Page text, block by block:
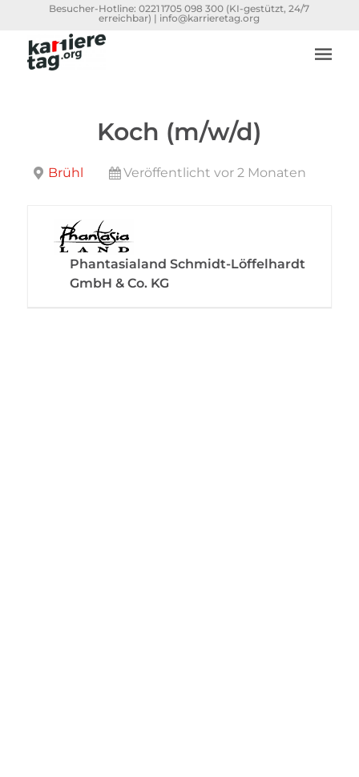
Besucher-Hotline:0221 1705 098 300 (KI-gestützt, 24/7
erreichbar) | info@karrieretag.org
Koch (m/w/d)
Brühl Veröffentlicht vor 2 Monaten
Phantasialand Schmidt-Löffelhardt
GmbH & Co. KG